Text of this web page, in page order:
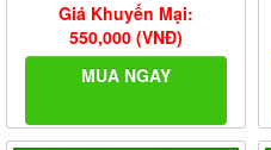
Giá Khuyến Mại:
550,000 (VNĐ)
MUA NGAY